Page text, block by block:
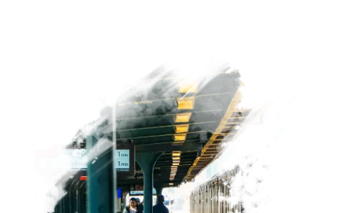
Paradas de Interrail en Eslovaquia